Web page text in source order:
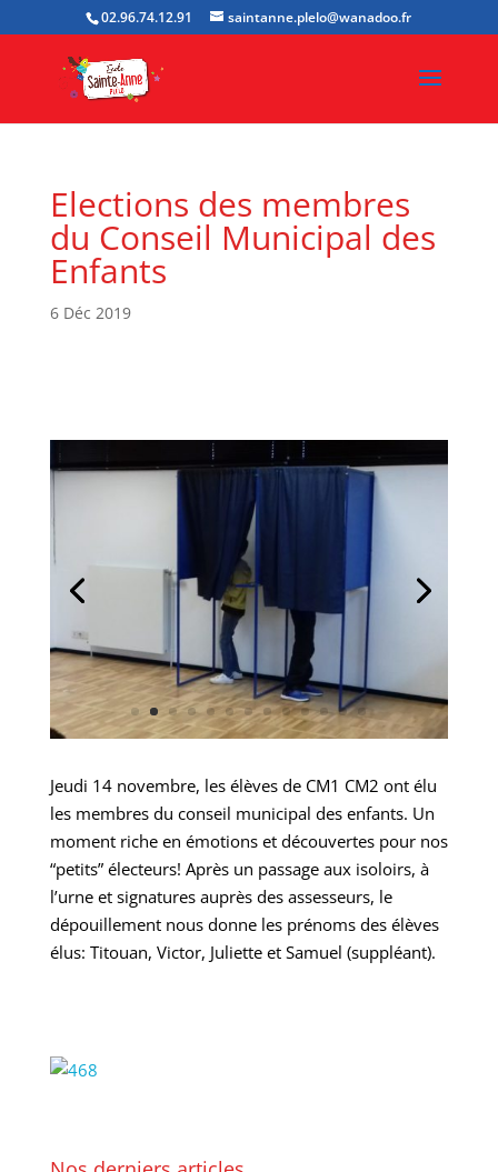
02.96.74.12.91 saintanne.plelo@wanadoo.fr
Elections des membres
du Conseil Municipal des
Enfants
6 Déc 2019
Jeudi 14 novembre, les élèves de CM1 CM2 ont élu
les membres du conseil municipal des enfants. Un
moment riche en émotions et découvertes pour nos
“petits” électeurs! Après un passage aux isoloirs, à
l’urne et signatures auprès des assesseurs, le
dépouillement nous donne les prénoms des élèves
élus: Titouan, Victor, Juliette et Samuel (suppléant).